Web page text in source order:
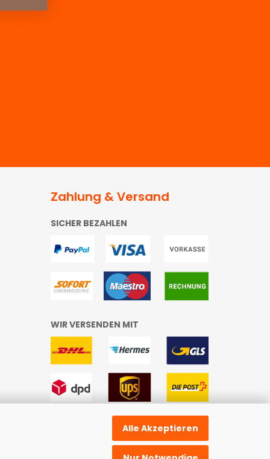
Alle Akzeptieren
Zahlung & Versand
SICHER BEZAHLEN
WIR VERSENDEN MIT